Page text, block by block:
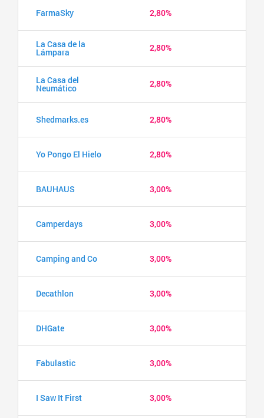
FarmaSky 2,80%
La Casa de la
Lámpara 2,80%
La Casa del
Neumático 2,80%
Shedmarks.es 2,80%
Yo Pongo El Hielo 2,80%
BAUHAUS 3,00%
Camperdays 3,00%
Camping and Co 3,00%
Decathlon 3,00%
DHGate 3,00%
Fabulastic 3,00%
I Saw It First 3,00%